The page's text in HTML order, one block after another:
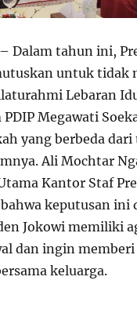
– Dalam tahun ini,
untuk tidak
Lebaran
PDIP Megawati
yang berbeda
Ali Mochtar
Kantor Staf
keputusan ini
Jokowi memiliki
dan ingin
keluarga.